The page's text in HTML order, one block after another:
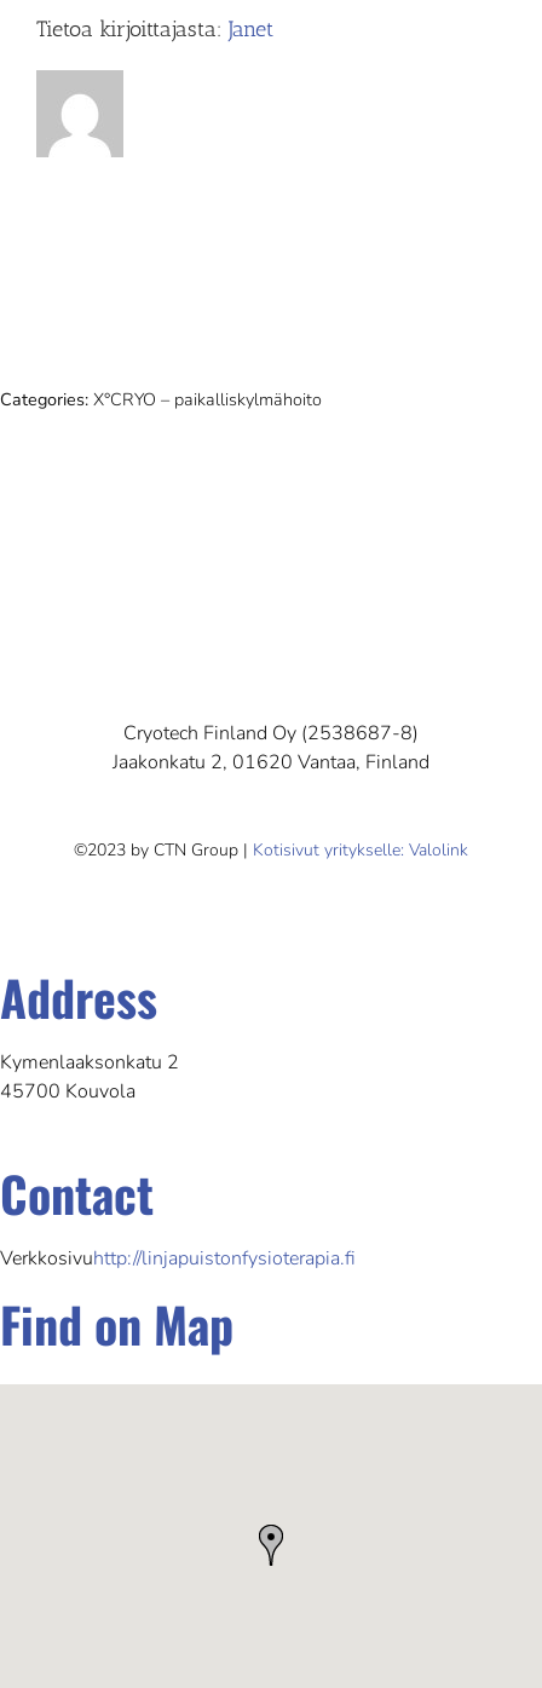
Tietoa kirjoittajasta: Janet
Categories: X°CRYO – paikalliskylmähoito
Cryotech Finland Oy (2538687-8)
Jaakonkatu 2, 01620 Vantaa, Finland
©2023 by CTN Group | Kotisivut yritykselle: Valolink
Address
Kymenlaaksonkatu 2
45700 Kouvola
Contact
Verkkosivuhttp://linjapuistonfysioterapia.fi
Find on Map